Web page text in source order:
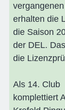
erhalten die
die Saison
der DEL.
die
Als 14. Club
komplettiert